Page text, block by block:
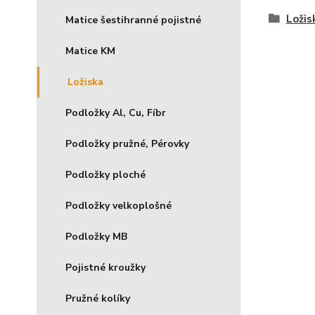
Matice šestihranné pojistné
Matice KM
Ložiska
Podložky Al, Cu, Fíbr
Podložky pružné, Pérovky
Podložky ploché
Podložky velkoplošné
Podložky MB
Pojistné kroužky
Pružné kolíky